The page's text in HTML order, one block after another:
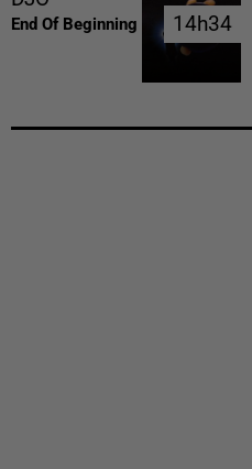
End Of Beginning 14h34
14h34